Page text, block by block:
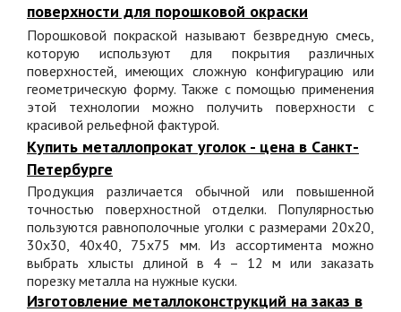
поверхности для порошковой окраски
Порошковой покраской называют безвредную смесь,
которую используют для покрытия различных
поверхностей, имеющих сложную конфигурацию или
геометрическую форму. Также с помощью применения
этой технологии можно получить поверхности с
красивой рельефной фактурой.
Купить металлопрокат уголок - цена в Санкт-
Петербурге
Продукция различается обычной или повышенной
точностью поверхностной отделки. Популярностью
пользуются равнополочные уголки с размерами 20x20,
30x30, 40x40, 75x75 мм. Из ассортимента можно
выбрать хлысты длиной в 4 – 12 м или заказать
порезку металла на нужные куски.
Изготовление металлоконструкций на заказ в